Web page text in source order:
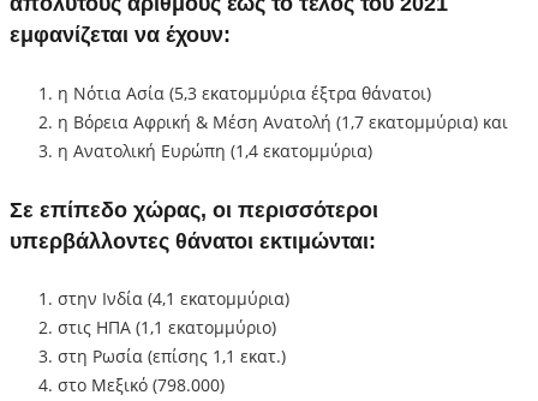
εμφανίζεται να έχουν:
η Νότια Ασία (5,3 εκατομμύρια έξτρα θάνατοι)
η Βόρεια Αφρική & Μέση Ανατολή (1,7 εκατομμύρια) και
η Ανατολική Ευρώπη (1,4 εκατομμύρια)
Σε επίπεδο χώρας, οι περισσότεροι
υπερβάλλοντες θάνατοι εκτιμώνται:
στην Ινδία (4,1 εκατομμύρια)
στις ΗΠΑ (1,1 εκατομμύριο)
στη Ρωσία (επίσης 1,1 εκατ.)
στο Μεξικό (798.000)